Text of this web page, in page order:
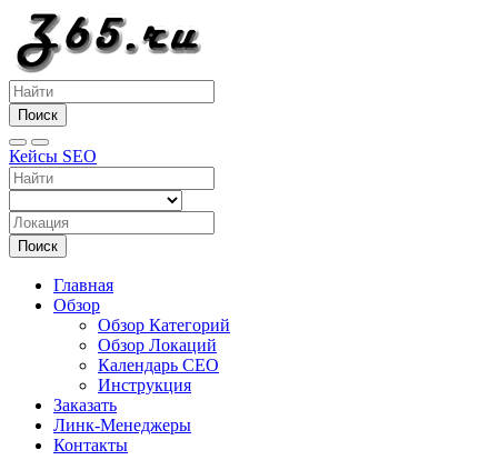
Поиск
Кейсы SEO
Поиск
Главная
Обзор
Обзор Категорий
Обзор Локаций
Календарь СЕО
Инструкция
Заказать
Линк-Менеджеры
Контакты